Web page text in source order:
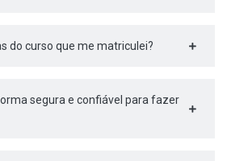
do curso que me matriculei?
segura e confiável para fazer